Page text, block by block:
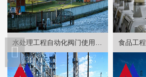
水处理工程自动化阀门使用案例 食品工